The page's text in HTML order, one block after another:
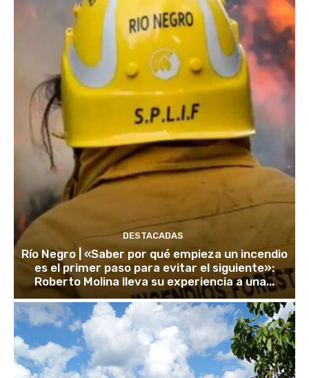
DESTACADAS
Río Negro | «Saber por qué empieza un incendio
es el primer paso para evitar el siguiente»:
Roberto Molina lleva su experiencia a una...